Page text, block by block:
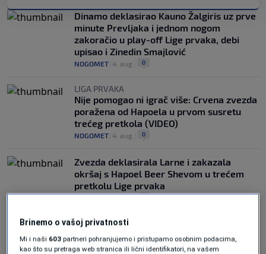
Dinamo deklasirao Kauno Žalgiris uz prve
minute Prevljaka i jednom nogom
zakoračio u play-off Lige prvaka, debi
upisao i Zinedin Smajlović
NOGOMET 4. aug. 0
LIGA PRVAKA
Nije pomogao ni igrač više: Crvena zvezda
poražena od Hapoela u prvom susretu
trećeg pretkola (VIDEO)
NOGOMET 4. aug. 0
Zvezda deklasirala Larne i zakazala
okršaj s Hapoel Beer Shevom u trećem
pretkolu Lige prvaka
0
Brinemo o vašoj privatnosti
Mi i naši 603 partneri pohranjujemo i pristupamo osobnim podacima,
kao što su pretraga web stranica ili lični identifikatori, na vašem